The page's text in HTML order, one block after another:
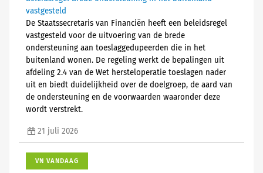
vastgesteld
De Staatssecretaris van Financiën heeft een beleidsregel
vastgesteld voor de uitvoering van de brede
ondersteuning aan toeslaggedupeerden die in het
buitenland wonen. De regeling werkt de bepalingen uit
afdeling 2.4 van de Wet hersteloperatie toeslagen nader
uit en biedt duidelijkheid over de doelgroep, de aard van
de ondersteuning en de voorwaarden waaronder deze
wordt verstrekt.
21 juli 2026
VN VANDAAG